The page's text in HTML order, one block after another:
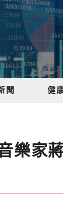
聞 健
音樂